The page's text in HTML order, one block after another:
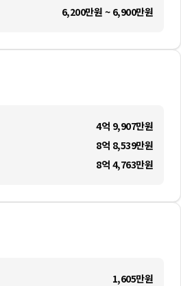
6,200만원 ~ 6,900만원
4억 9,907만원
8억 8,539만원
8억 4,763만원
1,605만원